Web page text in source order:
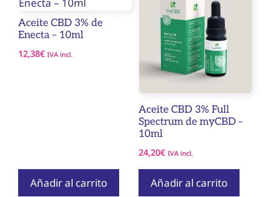
Aceite CBD 3% de
Enecta – 10ml
12,38€ IVA incl.
Añadir al carrito
Aceite CBD 3% Full
Spectrum de myCBD –
10ml
24,20€ IVA incl.
Añadir al carrito